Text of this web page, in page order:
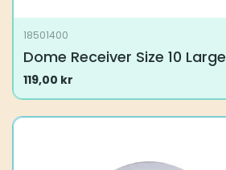
18501400
Dome Receiver Size 10 Large
119,00 kr